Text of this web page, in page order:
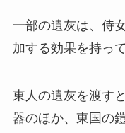
一部の遺灰は、侍
加する効果を持っ
東人の遺灰を渡す
器のほか、東国の